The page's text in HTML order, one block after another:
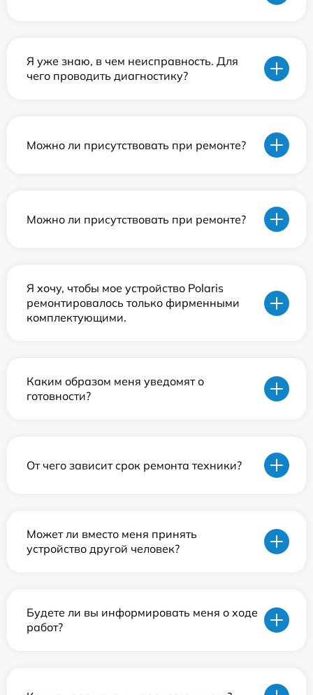
Я уже знаю, в чем неисправность. Для
чего проводить диагностику?
Можно ли присутствовать при ремонте?
Можно ли присутствовать при ремонте?
Я хочу, чтобы мое устройство Polaris
ремонтировалось только фирменными
комплектующими.
Каким образом меня уведомят о
готовности?
От чего зависит срок ремонта техники?
Может ли вместо меня принять
устройство другой человек?
Будете ли вы информировать меня о ходе
работ?